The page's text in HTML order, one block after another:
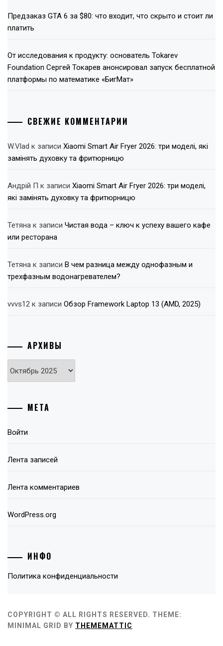
Предзаказ GTA 6 за $80: что входит, что скрыто и стоит ли
платить
От исследования к продукту: основатель Tokarev
Foundation Сергей Токарев анонсировал запуск бесплатной
платформы по математике «БигМат»
СВЕЖИЕ КОММЕНТАРИИ
W.Vlad к записи Xiaomi Smart Air Fryer 2026: три моделі, які
замінять духовку та фритюрницю
Андрій П к записи Xiaomi Smart Air Fryer 2026: три моделі,
які замінять духовку та фритюрницю
Тетяна к записи Чистая вода – ключ к успеху вашего кафе
или ресторана
Тетяна к записи В чем разница между однофазным и
трехфазным водонагревателем?
vvvs12 к записи Обзор Framework Laptop 13 (AMD, 2025)
АРХИВЫ
Архивы
МЕТА
Войти
Лента записей
Лента комментариев
WordPress.org
ИНФО
Политика конфиденциальности
COPYRIGHT © ALL RIGHTS RESERVED. THEME:
MINIMAL GRID BY THEMEMATTIC